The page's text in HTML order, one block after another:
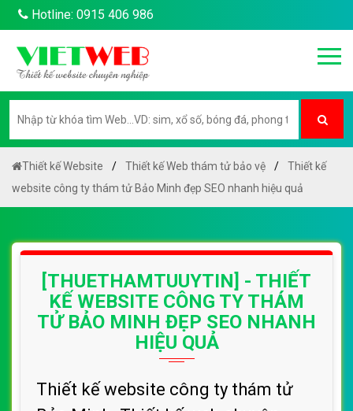
Hotline: 0915 406 986
Thiết kế Website Thiết kế Web thám tử bảo vệ
Thiết kế
website công ty thám tử Bảo Minh đẹp SEO nhanh hiệu quả
[THUETHAMTUUYTIN] - THIẾT
KẾ WEBSITE CÔNG TY THÁM
TỬ BẢO MINH ĐẸP SEO NHANH
HIỆU QUẢ
Thiết kế website công ty thám tử